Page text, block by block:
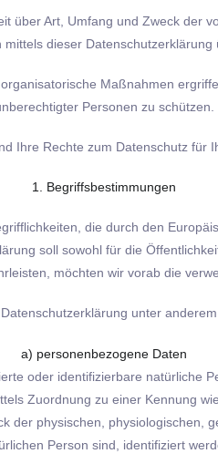
über Art, Umfang und Zweck der
dieser
Maßnahmen
Personen zu schützen.
Ihre Rechte zum Datenschutz für
1. Begriffsbestimmungen
die durch den
soll sowohl für die
möchten wir vorab die
unter
a) personenbezogene Daten
oder identifizierbare natürliche
Zuordnung zu einer Kennung
physischen, physiologischen,
Person sind, identifiziert